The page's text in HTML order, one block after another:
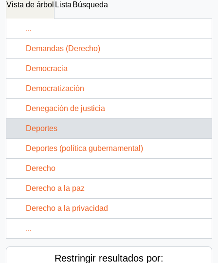
Vista de árbol Lista Búsqueda
...
Demandas (Derecho)
Democracia
Democratización
Denegación de justicia
Deportes
Deportes (política gubernamental)
Derecho
Derecho a la paz
Derecho a la privacidad
...
Restringir resultados por: